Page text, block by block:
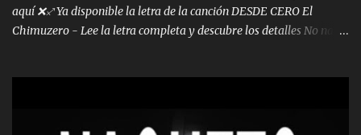
aquí ❌♐ Ya disponible la letra de la canción DESDE CERO El
Chimuzero - Lee la letra completa y descubre los detalles No nací
❌ www.elnorteduro.com ❌ Yo No limito los Sueños , si no existe